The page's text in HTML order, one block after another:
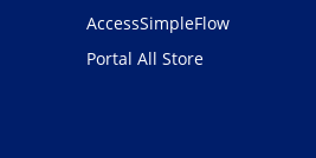
AccessSimpleFlow
Portal All Store